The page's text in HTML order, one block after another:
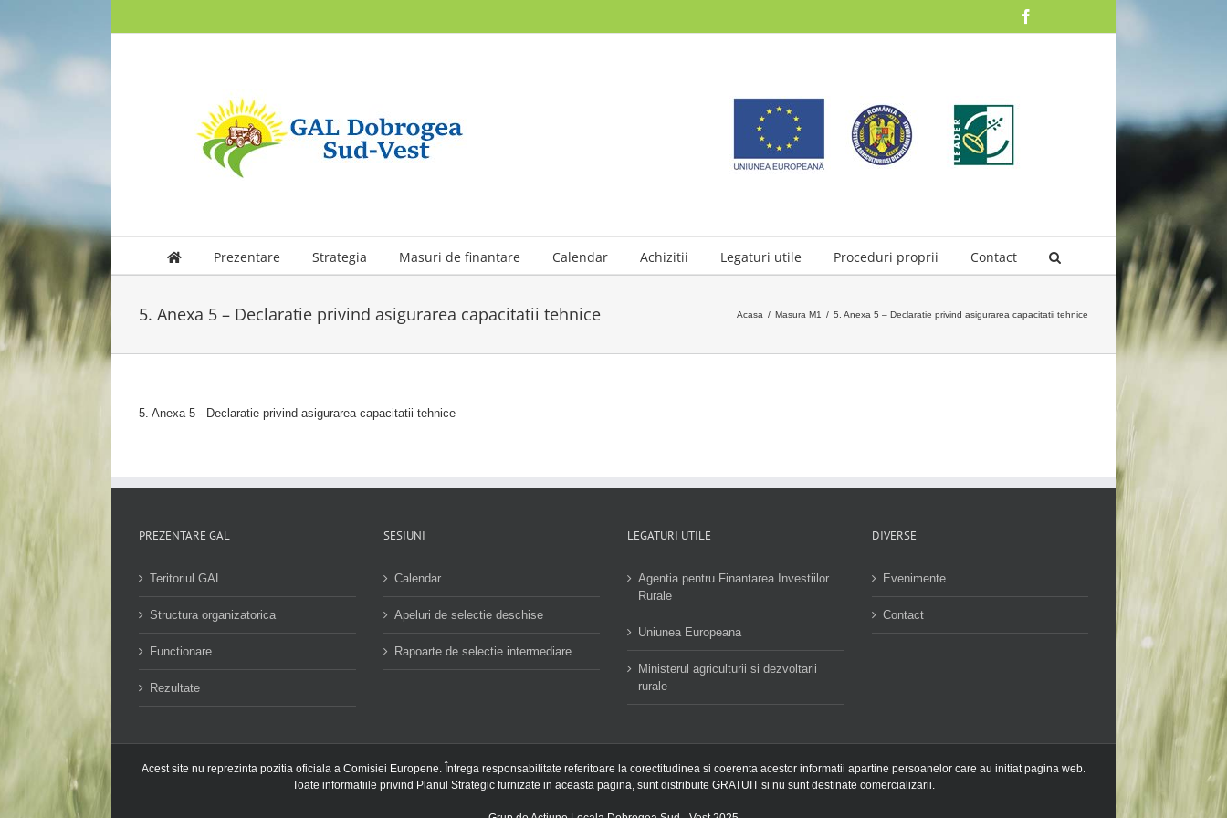
content
Prezentare Strategia Masuri de finantare Calendar Achizitii Legaturi utile Proceduri proprii Contact
5. Anexa 5 – Declaratie privind asigurarea capacitatii tehnice Acasa / Masura M1 / 5. Anexa 5 – Declaratie privind asigurarea capacitatii tehnice
5. Anexa 5 - Declaratie privind asigurarea capacitatii tehnice
PREZENTARE GAL
Teritoriul GAL
Structura organizatorica
Functionare
Rezultate
SESIUNI
Calendar
Apeluri de selectie deschise
Rapoarte de selectie intermediare
LEGATURI UTILE
Agentia pentru Finantarea Investiilor
Rurale
Uniunea Europeana
Ministerul agriculturii si dezvoltarii
rurale
DIVERSE
Evenimente
Contact
Acest site nu reprezinta pozitia oficiala a Comisiei Europene. Întrega responsabilitate referitoare la corectitudinea si coerenta acestor informatii apartine persoanelor care au initiat pagina web.
Toate informatiile privind Planul Strategic furnizate in aceasta pagina, sunt distribuite GRATUIT si nu sunt destinate comercializarii.